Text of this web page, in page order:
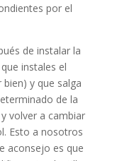
por el
de instalar la
instales el
y que salga
de la
volver a cambiar
Esto a nosotros
aconsejo es que